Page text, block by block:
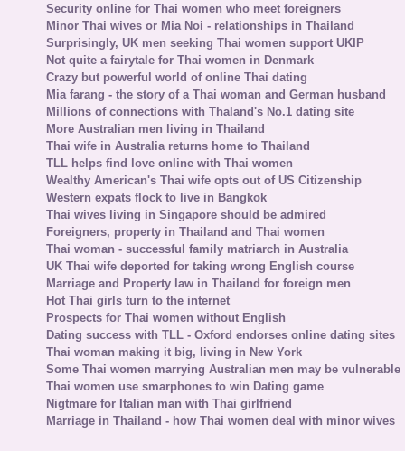
Security online for Thai women who meet foreigners
Minor Thai wives or Mia Noi - relationships in Thailand
Surprisingly, UK men seeking Thai women support UKIP
Not quite a fairytale for Thai women in Denmark
Crazy but powerful world of online Thai dating
Mia farang - the story of a Thai woman and German husband
Millions of connections with Thaland's No.1 dating site
More Australian men living in Thailand
Thai wife in Australia returns home to Thailand
TLL helps find love online with Thai women
Wealthy American's Thai wife opts out of US Citizenship
Western expats flock to live in Bangkok
Thai wives living in Singapore should be admired
Foreigners, property in Thailand and Thai women
Thai woman - successful family matriarch in Australia
UK Thai wife deported for taking wrong English course
Marriage and Property law in Thailand for foreign men
Hot Thai girls turn to the internet
Prospects for Thai women without English
Dating success with TLL - Oxford endorses online dating sites
Thai woman making it big, living in New York
Some Thai women marrying Australian men may be vulnerable
Thai women use smarphones to win Dating game
Nigtmare for Italian man with Thai girlfriend
Marriage in Thailand - how Thai women deal with minor wives